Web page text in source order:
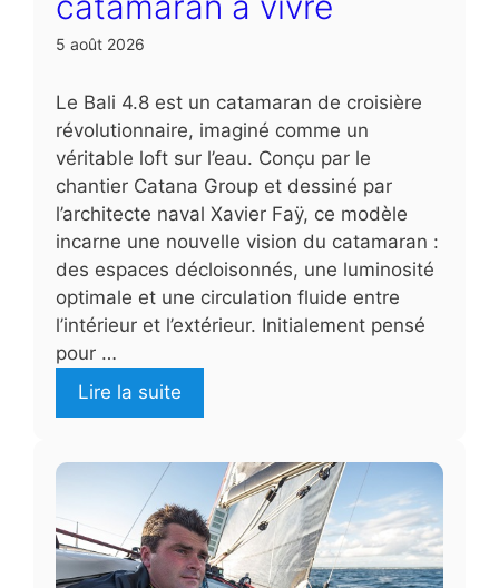
5 août 2026
Le Bali 4.8 est un catamaran de croisière
révolutionnaire, imaginé comme un
véritable loft sur l’eau. Conçu par le
chantier Catana Group et dessiné par
l’architecte naval Xavier Faÿ, ce modèle
incarne une nouvelle vision du catamaran :
des espaces décloisonnés, une luminosité
optimale et une circulation fluide entre
l’intérieur et l’extérieur. Initialement pensé
pour …
Lire la suite